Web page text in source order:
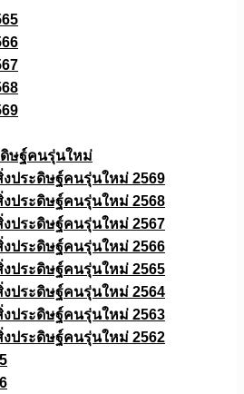
ดิษฐ์คนรุ่นใหม่
งประดิษฐ์คนรุ่นใหม่ 2569
งประดิษฐ์คนรุ่นใหม่ 2568
งประดิษฐ์คนรุ่นใหม่ 2567
งประดิษฐ์คนรุ่นใหม่ 2566
งประดิษฐ์คนรุ่นใหม่ 2565
งประดิษฐ์คนรุ่นใหม่ 2564
งประดิษฐ์คนรุ่นใหม่ 2563
งประดิษฐ์คนรุ่นใหม่ 2562